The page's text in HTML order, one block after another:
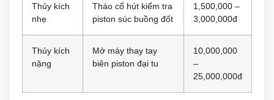
Thủy kích
nhẹ
Tháo cổ hút kiểm tra
piston súc buồng đốt
1,500,000 –
3,000,000đ
Thủy kích
nặng
Mở máy thay tay
biên piston đại tu
10,000,000
–
25,000,000đ